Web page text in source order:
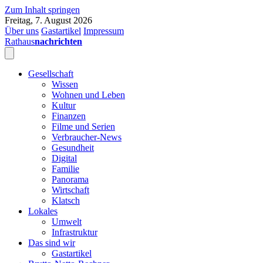
Zum Inhalt springen
Freitag, 7. August 2026
Über uns Gastartikel Impressum
Rathausnachrichten
Gesellschaft
Wissen
Wohnen und Leben
Kultur
Finanzen
Filme und Serien
Verbraucher-News
Gesundheit
Digital
Familie
Panorama
Wirtschaft
Klatsch
Lokales
Umwelt
Infrastruktur
Das sind wir
Gastartikel